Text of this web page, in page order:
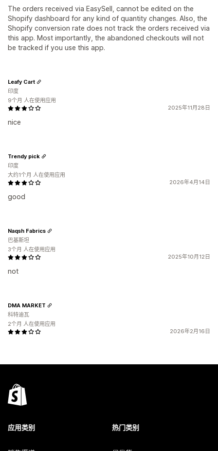
The orders received via EasySell, cannot be edited on the
Shopify dashboard for any kind of quantity changes. Also, the
Shopify conversion rate does not track the orders received via
this app. Most importantly, the abandoned checkouts will not
be tracked if you use this app.
2025年11月28日
nice
Leafy Cart
印度
9个月 人在使用应用
2026年4月14日
good
Trendy pick
印度
大约1个月 人在使用应用
2025年10月12日
not
Naqsh Fabrics
巴基斯坦
3个月 人在使用应用
2026年2月16日
DMA MARKET
科特迪瓦
2个月 人在使用应用
应用类别 热门类别